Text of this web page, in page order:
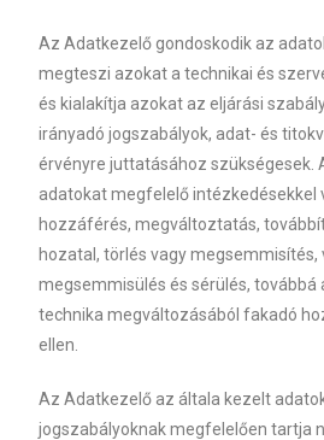
Az Adatkezelő gondoskodik az
megteszi azokat a technikai és
és kialakítja azokat az eljárási
irányadó jogszabályok, adat- és
érvényre juttatásához szükségesek.
adatokat megfelelő intézkedésekkel
hozzáférés, megváltoztatás,
hozatal, törlés vagy megsemmisítés,
megsemmisülés és sérülés,
technika megváltozásából fakadó
ellen.
Az Adatkezelő az általa kezelt
jogszabályoknak megfelelően tartja